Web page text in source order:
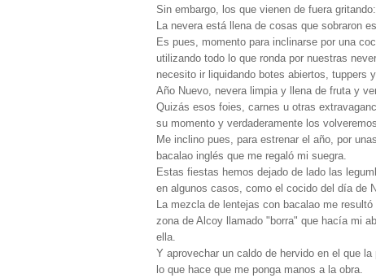
Sin embargo, los que vienen de fuera
La nevera está llena de cosas que sobraron
Es pues, momento para inclinarse por una
utilizando todo lo que ronda por nuestras
necesito ir liquidando botes abiertos, tuppers
Año Nuevo, nevera limpia y llena de fruta y
Quizás esos foies, carnes u otras
su momento y verdaderamente los
Me inclino pues, para estrenar el año, por
bacalao inglés que me regaló mi suegra.
Estas fiestas hemos dejado de lado las
en algunos casos, como el cocido del día de
La mezcla de lentejas con bacalao me
zona de Alcoy llamado "borra" que hacía mi
ella.
Y aprovechar un caldo de hervido en el que
lo que hace que me ponga manos a la obra.